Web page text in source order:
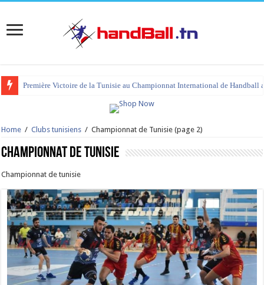
tournoi international Hammamet 2023 : programme et liste des joueurs
Home / Clubs tunisiens / Championnat de Tunisie (page 2)
Championnat de Tunisie
Championnat de tunisie